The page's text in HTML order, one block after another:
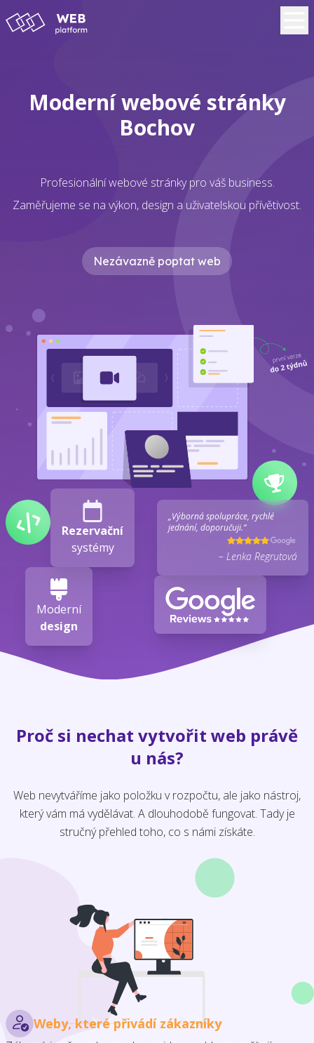
Moderní webové stránky
Bochov
Profesionální webové stránky pro váš business.
Zaměřujeme se na výkon, design a uživatelskou přívětivost.
Nezávazně poptat web
Rezervační
systémy
Moderní
design
„Výborná spolupráce, rychlé
jednání, doporučuji.“
– Lenka Regrutová
Proč si nechat vytvořit web právě
u nás?
Web nevytváříme jako položku v rozpočtu, ale jako nástroj,
který vám má vydělávat. A dlouhodobě fungovat. Tady je
stručný přehled toho, co s námi získáte.
Weby, které přivádí zákazníky